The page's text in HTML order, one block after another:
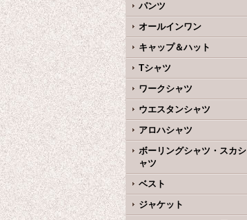
パンツ
オールインワン
キャップ＆ハット
Tシャツ
ワークシャツ
ウエスタンシャツ
アロハシャツ
ボーリングシャツ・スカシ
ャツ
ベスト
ジャケット